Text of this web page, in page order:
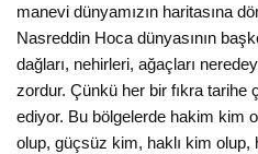
manevi dünyamızın haritasına
Nasreddin Hoca dünyasının
dağları, nehirleri, ağaçları
zordur. Çünkü her bir fıkra tarihe
ediyor. Bu bölgelerde hakim kim
olup, güçsüz kim, haklı kim olup,